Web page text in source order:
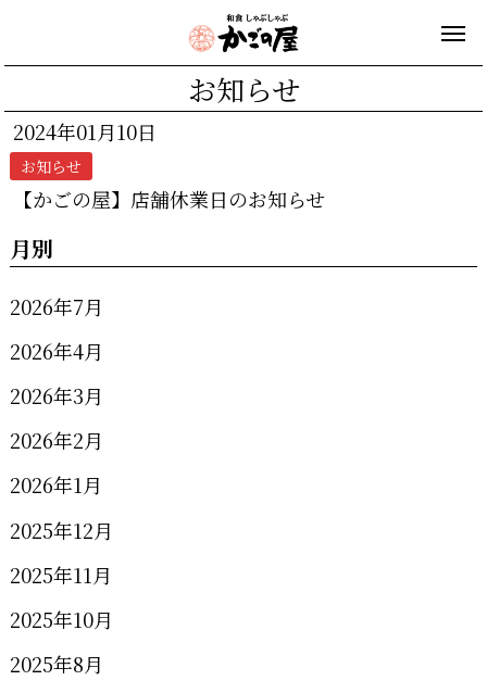
お知らせ
2024年01月10日
お知らせ
【かごの屋】店舗休業日のお知らせ
月別
2026年7月
2026年4月
2026年3月
2026年2月
2026年1月
2025年12月
2025年11月
2025年10月
2025年8月